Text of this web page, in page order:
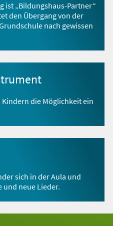
ist „Bildungshaus-Partner“
den Übergang von der
nach gewissen
Kindern die Möglichkeit ein
sich in der Aula und
und neue Lieder.